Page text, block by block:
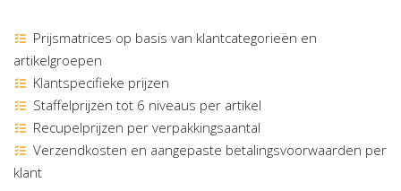
Prijsmatrices op basis van klantcategorieën en
artikelgroepen
Klantspecifieke prijzen
Staffelprijzen tot 6 niveaus per artikel
Recupelprijzen per verpakkingsaantal
Verzendkosten en aangepaste betalingsvoorwaarden per
klant